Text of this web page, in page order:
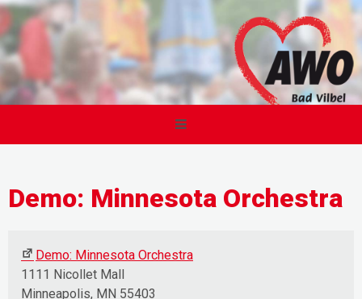
Demo: Minnesota Orchestra
Demo: Minnesota Orchestra
1111 Nicollet Mall
Minneapolis, MN 55403